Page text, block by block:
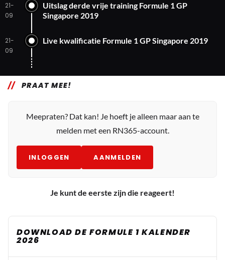
21-
09
Uitslag derde vrije training Formule 1 GP
Singapore 2019
21-
09
Live kwalificatie Formule 1 GP Singapore 2019
PRAAT MEE!
Meepraten? Dat kan! Je hoeft je alleen maar aan te
melden met een RN365-account.
INLOGGEN AANMELDEN
Je kunt de eerste zijn die reageert!
DOWNLOAD DE FORMULE 1 KALENDER
2026